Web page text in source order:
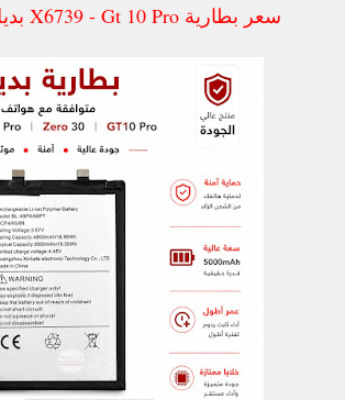
سعر بطارية X6739 - Gt 10 Pro بديل متوافق